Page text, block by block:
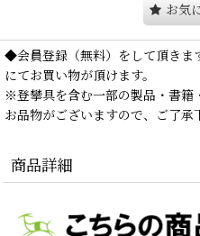
お気
◆会員登録 （無料）をして頂き
にてお買い物が頂けます。
※登攀具を含む一部の製品・書籍
お品物がございますので、ご了承
商品詳細